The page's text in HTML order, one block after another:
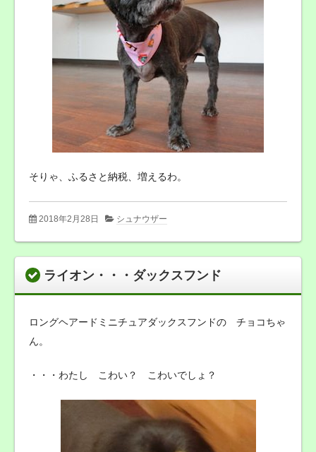
そりゃ、ふるさと納税、増えるわ。
2018年2月28日 シュナウザー
ライオン・・・ダックスフンド
ロングヘアードミニチュアダックスフンドの チョコちゃ
ん。
・・・わたし こわい？ こわいでしょ？